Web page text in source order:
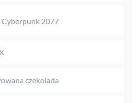
2077
czekolada